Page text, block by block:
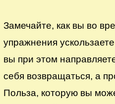
Замечайте, как вы во
упражнения
вы при этом
себя возвращаться, а
Польза, которую вы